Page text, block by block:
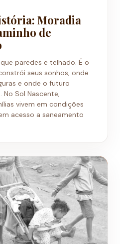
Moradia
de
paredes e telhado. É o
seus sonhos, onde
e onde o futuro
Sol Nascente,
vivem em condições
acesso a saneamento